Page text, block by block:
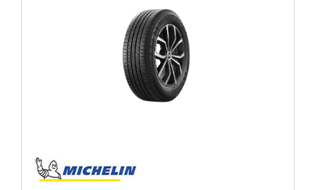
모든 유형 (4)